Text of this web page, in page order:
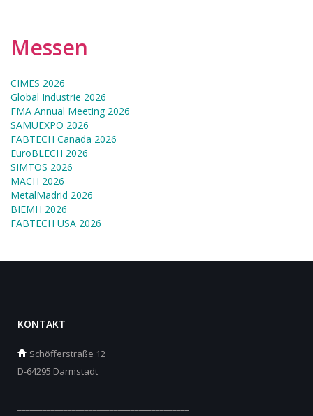
Messen
CIMES 2026
Global Industrie 2026
FMA Annual Meeting 2026
SAMUEXPO 2026
FABTECH Canada 2026
EuroBLECH 2026
SIMTOS 2026
MACH 2026
MetalMadrid 2026
BIEMH 2026
FABTECH USA 2026
KONTAKT
Schöfferstraße 12
D-64295 Darmstadt